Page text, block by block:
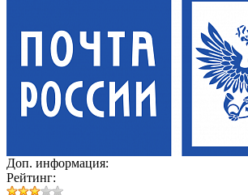
Доп. информация:
Рейтинг: